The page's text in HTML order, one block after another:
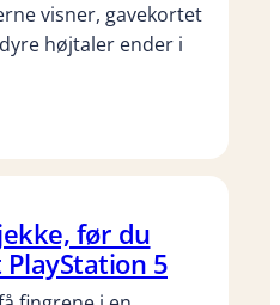
visner, gavekortet
højtaler ender i
før du
5